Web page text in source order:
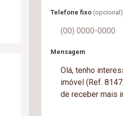
Telefone fixo (opcional)
Mensagem